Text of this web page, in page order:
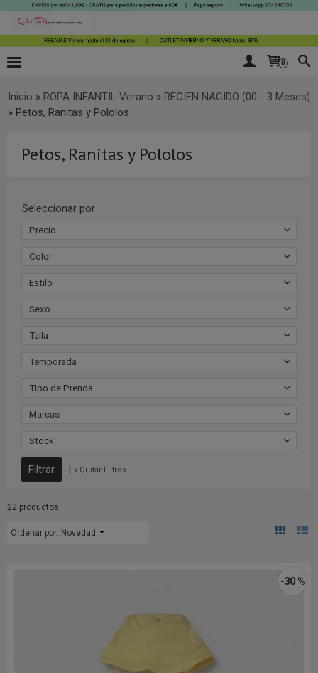
0
Inicio » ROPA INFANTIL Verano » RECIEN NACIDO (00 - 3 Meses)
» Petos, Ranitas y Pololos
Petos, Ranitas y Pololos
Seleccionar por
Precio
Color
Estilo
Sexo
Talla
Temporada
Tipo de Prenda
Marcas
Stock
| x Quitar Filtros
22 productos
Ordenar por: Novedad
-30 %